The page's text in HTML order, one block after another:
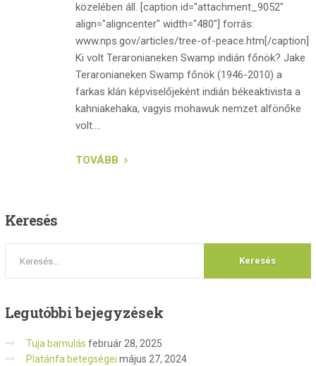
közelében áll. [caption id="attachment_9052"
align="aligncenter" width="480"] forrás:
www.nps.gov/articles/tree-of-peace.htm[/caption]
Ki volt Teraronianeken Swamp indián főnök? Jake
Teraronianeken Swamp főnök (1946-2010) a
farkas klán képviselőjeként indián békeaktivista a
kahniakehaka, vagyis mohawuk nemzet alfönőke
volt....
TOVÁBB
Keresés
Legutóbbibejegyzések
Tuja barnulás február 28, 2025
Platánfa betegségei május 27, 2024